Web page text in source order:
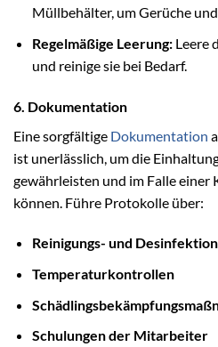
Müllbehälter, um Gerüche
Regelmäßige Leerung:Leere
und reinige sie bei Bedarf.
6. Dokumentation
Eine sorgfältige Dokumentation
ist unerlässlich, um die
gewährleisten und im Falle einer
können. Führe Protokolle über:
Reinigungs- und
Temperaturkontrollen
Schulungen der Mitarbeiter